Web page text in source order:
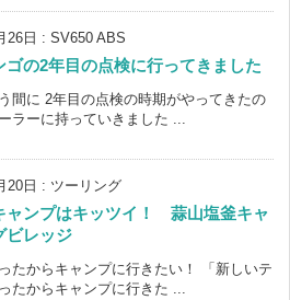
26日 : SV650 ABS
ゴの2年目の点検に行ってきました
間に 2年目の点検の時期がやってきたの
ラーに持っていきました ...
20日 : ツーリング
ャンプはキッツイ！ 蒜山塩釜キャ
ビレッジ
たからキャンプに行きたい！ 「新しいテ
たからキャンプに行きた ...